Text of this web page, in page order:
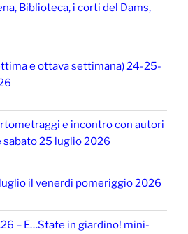
Biblioteca, i corti del Dams,
e ottava settimana) 24-25-
e incontro con autori
sabato 25 luglio 2026
il venerdì pomeriggio 2026
– E…State in giardino! mini-